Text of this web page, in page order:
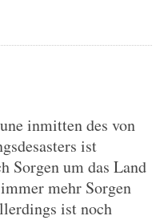
inmitten des von
ist
Sorgen um das Land
mehr Sorgen
ist noch